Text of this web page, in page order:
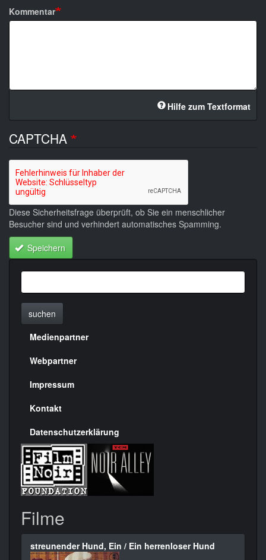
Kommentar
Hilfe zum Textformat
CAPTCHA
Diese Sicherheitsfrage überprüft, ob Sie ein menschlicher
Besucher sind und verhindert automatisches Spamming.
Speichern
suchen
Menülinks
rechte
Seite
Medienpartner
Webpartner
Impressum
Kontakt
Datenschutzerklärung
Filme
streunender Hund, Ein / Ein herrenloser Hund